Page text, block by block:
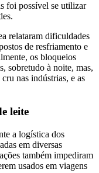
foi possível se utilizar
relataram dificuldades
de resfriamento e
os bloqueios
sobretudo à noite, mas,
nas indústrias, e as
leite
a logística dos
em diversas
também impediram
usados em viagens